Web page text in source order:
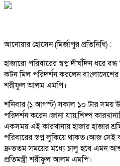
আনোয়ার হোসেন (মির্জাপুর প্রতিনিধি) :
হাজারো পরিবারের স্বপ্ন দীর্ঘদিন ধরে
কটন মিল পরিদর্শন করলেন বাংলাদেশের
শরীফুল আলম এমপি।
শনিবার (১ আগস্ট) সকাল ১০ টার সময়
পরিদর্শন করেন।জানা যায়,শিল্প
একসময় এই কারখানায় হাজার হাজার
পরিবারের স্বপ্ন লুকিয়ে থাকত।আজ সেই
দ্রুততম সময়ের মধ্যে চালু হবে এমন
প্রতিমন্ত্রী শরীফুল আলম এমপি।